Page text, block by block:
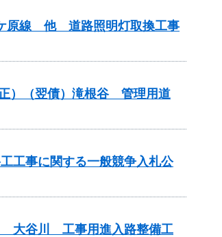
ケ原線 他 道路照明灯取換工事
）（翌債）滝根谷 管理用道
工事に関する一般競争入札公
大谷川 工事用進入路整備工